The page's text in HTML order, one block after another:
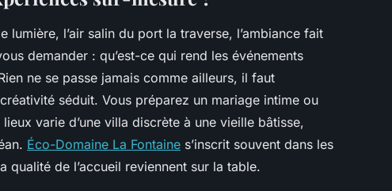
lumière, l’air salin du port la traverse, l’ambiance fait
demander : qu’est-ce qui rend les événements
ne se passe jamais comme ailleurs, il faut
séduit. Vous préparez un mariage intime ou
varie d’une villa discrète à une vieille bâtisse,
Éco-Domaine La Fontaine s’inscrit souvent dans les
qualité de l’accueil reviennent sur la table.